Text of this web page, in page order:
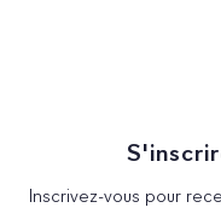
Inscrivez-vous pour